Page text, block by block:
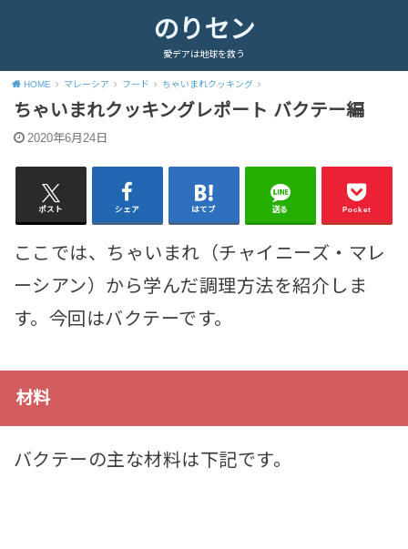
のりセン
愛デアは地球を救う
HOME マレーシア フード ちゃいまれクッキング
ちゃいまれクッキングレポート バクテー編
2020年6月24日
ポスト シェア はてブ 送る Pocket
ここでは、ちゃいまれ（チャイニーズ・マレ
ーシアン）から学んだ調理方法を紹介しま
す。今回はバクテーです。
材料
バクテーの主な材料は下記です。